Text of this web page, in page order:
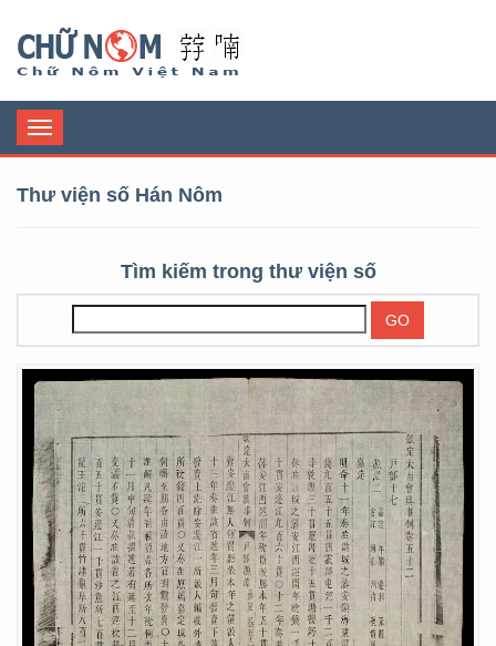
Toggle
navigation
Thư viện số Hán Nôm
Tìm kiếm trong thư viện số